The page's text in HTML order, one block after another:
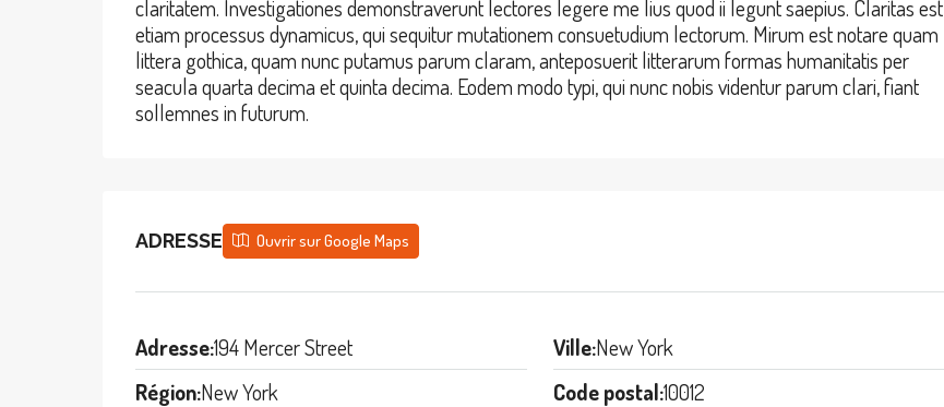
claritatem. Investigationes demonstraverunt lectores legere me lius quod ii legunt saepius. Claritas est
etiam processus dynamicus, qui sequitur mutationem consuetudium lectorum. Mirum est notare quam
littera gothica, quam nunc putamus parum claram, anteposuerit litterarum formas humanitatis per
seacula quarta decima et quinta decima. Eodem modo typi, qui nunc nobis videntur parum clari, fiant
sollemnes in futurum.
ADRESSE Ouvrir sur Google Maps
Adresse:194 Mercer Street Ville:New York
Région:New York Code postal:10012